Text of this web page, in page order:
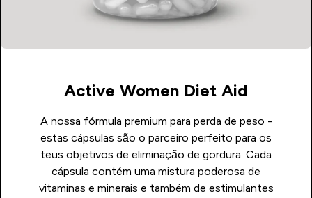
Active Women Diet Aid
A nossa fórmula premium para perda de peso -
estas cápsulas são o parceiro perfeito para os
teus objetivos de eliminação de gordura. Cada
cápsula contém uma mistura poderosa de
vitaminas e minerais e também de estimulantes